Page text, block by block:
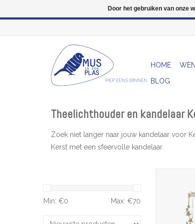
HOME
BLOG
Theelichthouder en kandelaar
Zoek niet langer naar jouw kandelaar voor
Kerst met een sfeervolle kandelaar.
Min: €0 Max: €70
Door het gebruiken van onze